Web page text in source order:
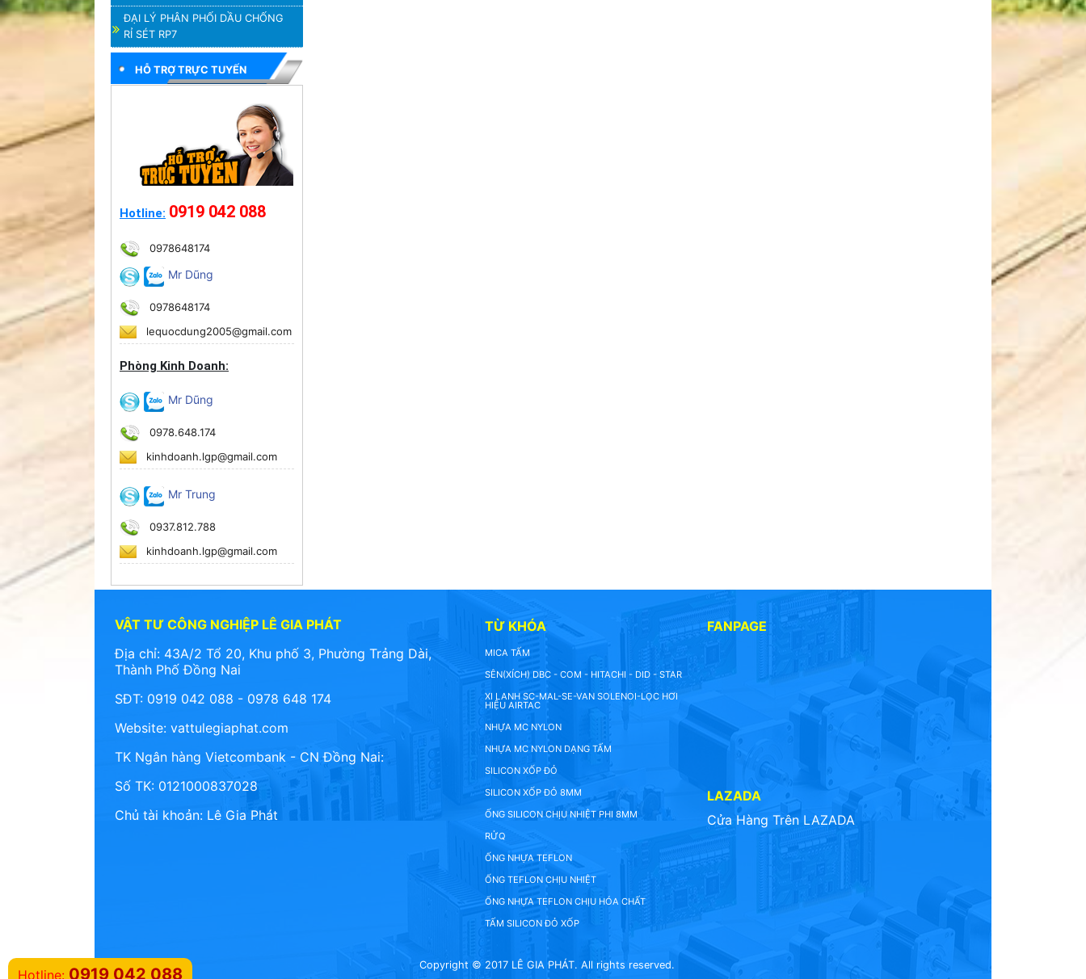
ĐẠI LÝ PHÂN PHỐI DẦU CHỐNG
RỈ SÉT RP7
HỖ TRỢ TRỰC TUYẾN
Hotline: 0919 042 088
0978648174
Mr Dũng
0978648174
lequocdung2005@gmail.com
Phòng Kinh Doanh:
Mr Dũng
0978.648.174
kinhdoanh.lgp@gmail.com
Mr Trung
0937.812.788
kinhdoanh.lgp@gmail.com
VẬT TƯ CÔNG NGHIỆP LÊ GIA PHÁT
Địa chỉ: 43A/2 Tổ 20, Khu phố 3, Phường Trảng Dài,
Thành Phố Đồng Nai
SĐT: 0919 042 088 - 0978 648 174
Website: vattulegiaphat.com
TK Ngân hàng Vietcombank - CN Đồng Nai:
Số TK: 0121000837028
Chủ tài khoản: Lê Gia Phát
TỪ KHÓA
MICA TẤM
SÊN(XÍCH) DBC - COM - HITACHI - DID - STAR
XI LANH SC-MAL-SE-VAN SOLENOI-LỌC HƠI
HIỆU AIRTAC
NHỰA MC NYLON
NHỰA MC NYLON DẠNG TẤM
SILICON XỐP ĐỎ
SILICON XỐP ĐỎ 8MM
ỐNG SILICON CHỊU NHIỆT PHI 8MM
RỬQ
ỐNG NHỰA TEFLON
ỐNG TEFLON CHỊU NHIỆT
ỐNG NHỰA TEFLON CHỊU HÓA CHẤT
TẤM SILICON ĐỎ XỐP
FANPAGE
LAZADA
Cửa Hàng Trên LAZADA
Copyright © 2017 LÊ GIA PHÁT. All rights reserved.
Hotline: 0919 042 088